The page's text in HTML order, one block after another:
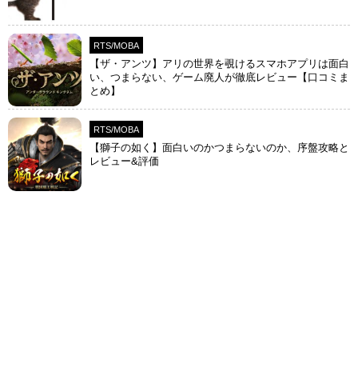
RTS/MOBA
【ザ・アンツ】アリの世界を覗けるスマホアプリは面白
い、つまらない、ゲーム廃人が徹底レビュー【口コミま
とめ】
RTS/MOBA
【獅子の如く】面白いのかつまらないのか、序盤攻略と
レビュー&評価